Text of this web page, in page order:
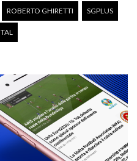
ROBERTO GHIRETTI SGPLUS